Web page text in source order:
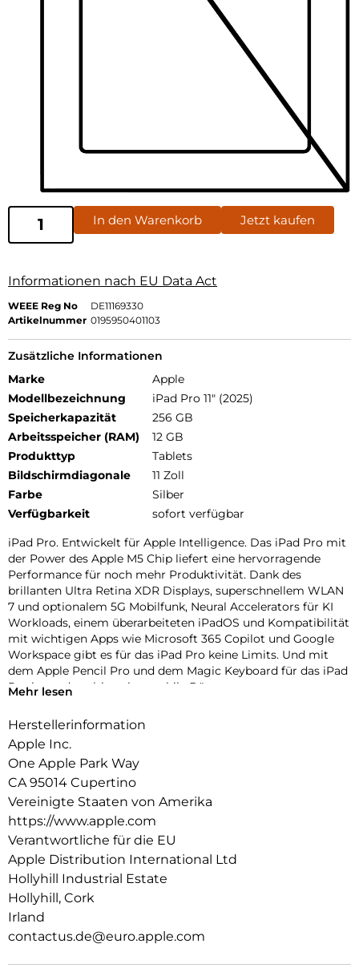
In den Warenkorb Jetzt kaufen
Informationen nach EU Data Act
WEEE Reg No
DE11169330
Artikelnummer 0195950401103
Zusätzliche Informationen
Marke
Apple
Modellbezeichnung
iPad Pro 11" (2025)
Speicherkapazität
256 GB
Arbeitsspeicher (RAM)
12 GB
Produkttyp
Tablets
Bildschirmdiagonale
11 Zoll
Farbe
Silber
Verfügbarkeit
sofort verfügbar
iPad Pro. Entwickelt für Apple Intelligence. Das iPad Pro mit
der Power des Apple M5 Chip liefert eine hervorragende
Performance für noch mehr Produktivität. Dank des
brillanten Ultra Retina XDR Displays, superschnellem WLAN
7 und optionalem 5G Mobilfunk, Neural Accelerators für KI
Workloads, einem überarbeiteten iPadOS und Kompatibilität
mit wichtigen Apps wie Microsoft 365 Copilot und Google
Workspace gibt es für das iPad Pro keine Limits. Und mit
dem Apple Pencil Pro und dem Magic Keyboard für das iPad
Pro ist es das ultimative mobile Büro.
ist der nächste Riesensprung für KI auf dem iPad. Mit bis zu 2
TB Speicher, 16 GB Arbeitsspeicher und leistungsstarken
Neural Accelerators für KI Performance können Projekte
jeder Größe einfach bewältigt werden.
IPADOS: Mit Pro Apps noch mehr erledigen, dank iPadOS 26
mit Liquid Glass Design und Fähigkeiten, die alles verändern.
Mit dem intuitiven und flexiblen Fenstersystem werden
Workflows gesteuert, organisiert und verwaltet wie nie
zuvor.
APPLE INTELLIGENCE: Apple Intelligence ist das persönliche
Intelligenz System. Es hilft zu kommunizieren, sich
auszudrücken und Dinge einfacher zu erledigen – mit
bahnbrechendem Datenschutz bei jedem Schritt.
Mehr lesen
Herstellerinformation
Apple Inc.
One Apple Park Way
CA 95014 Cupertino
Vereinigte Staaten von Amerika
https://www.apple.com
Verantwortliche für die EU
Apple Distribution International Ltd
Hollyhill Industrial Estate
Hollyhill, Cork
Irland
contactus.de@euro.apple.com